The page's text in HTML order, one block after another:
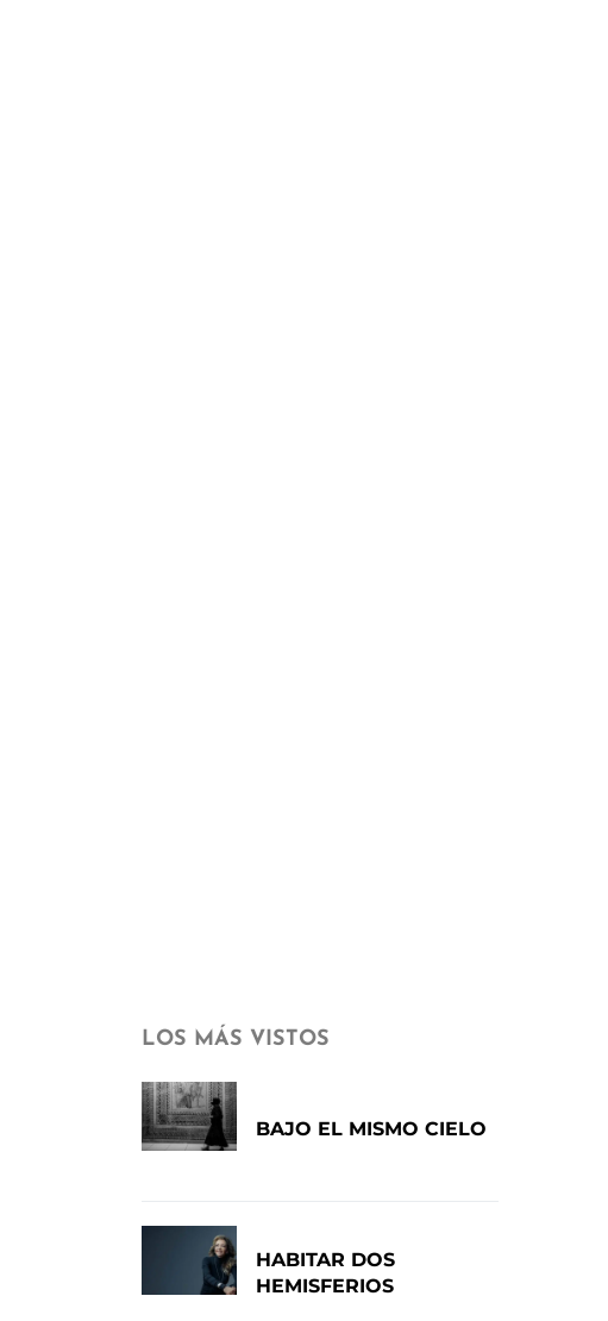
LOS MÁS VISTOS
BAJO EL MISMO CIELO
HABITAR DOS
HEMISFERIOS